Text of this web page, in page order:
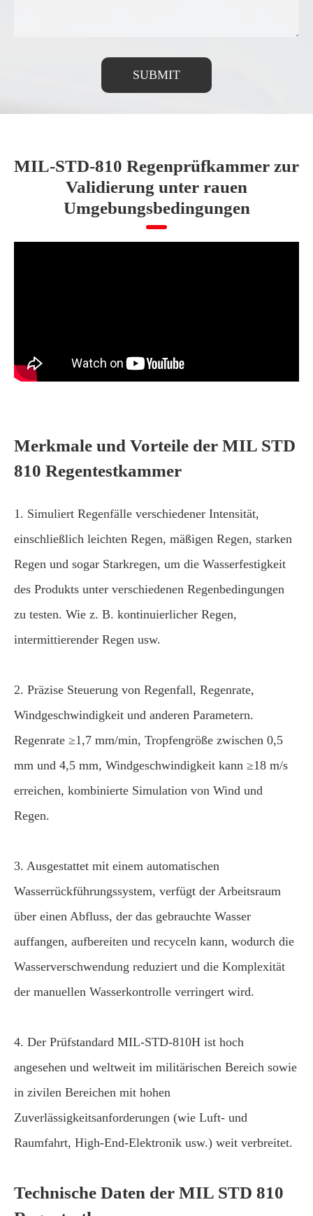
SUBMIT
MIL-STD-810 Regenprüfkammer zur
Validierung unter rauen
Umgebungsbedingungen
Merkmale und Vorteile der MIL STD
810 Regentestkammer
1. Simuliert Regenfälle verschiedener Intensität,
einschließlich leichten Regen, mäßigen Regen, starken
Regen und sogar Starkregen, um die Wasserfestigkeit
des Produkts unter verschiedenen Regenbedingungen
zu testen. Wie z. B. kontinuierlicher Regen,
intermittierender Regen usw.
2. Präzise Steuerung von Regenfall, Regenrate,
Windgeschwindigkeit und anderen Parametern.
Regenrate ≥1,7 mm/min, Tropfengröße zwischen 0,5
mm und 4,5 mm, Windgeschwindigkeit kann ≥18 m/s
erreichen, kombinierte Simulation von Wind und
Regen.
3. Ausgestattet mit einem automatischen
Wasserrückführungssystem, verfügt der Arbeitsraum
über einen Abfluss, der das gebrauchte Wasser
auffangen, aufbereiten und recyceln kann, wodurch die
Wasserverschwendung reduziert und die Komplexität
der manuellen Wasserkontrolle verringert wird.
4. Der Prüfstandard MIL-STD-810H ist hoch
angesehen und weltweit im militärischen Bereich sowie
in zivilen Bereichen mit hohen
Zuverlässigkeitsanforderungen (wie Luft- und
Raumfahrt, High-End-Elektronik usw.) weit verbreitet.
Technische Daten der MIL STD 810